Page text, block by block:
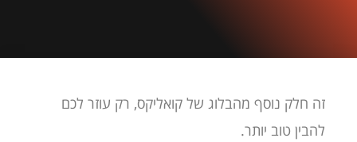
זה חלק נוסף מהבלוג של קואליקס, רק עוזר לכם
להבין טוב יותר.